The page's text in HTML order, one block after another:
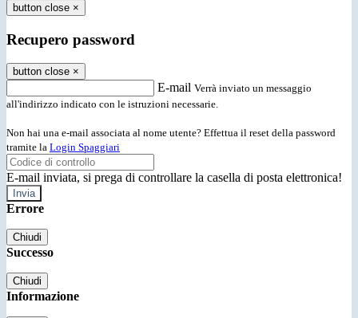
button close ×
Recupero password
button close ×
E-mail Verrà inviato un messaggio
all'indirizzo indicato con le istruzioni necessarie.
Non hai una e-mail associata al nome utente? Effettua il reset della password
tramite la Login Spaggiari
E-mail inviata, si prega di controllare la casella di posta elettronica!
Errore
Chiudi
Successo
Chiudi
Informazione